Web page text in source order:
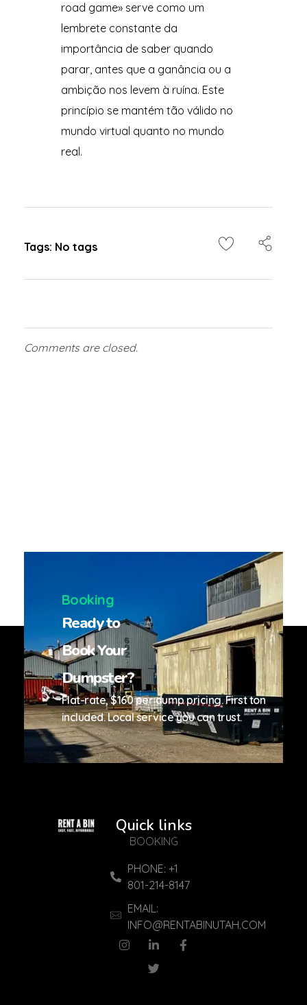
road game» serve como um
lembrete constante da
importância de saber quando
parar, antes que a ganância ou a
ambição nos levem à ruína. Este
princípio se mantém tão válido no
mundo virtual quanto no mundo
real.
Tags: No tags
Comments are closed.
Booking
Ready to
Book Your
Dumpster?
Flat-rate, $160 per dump pricing. First ton
included. Local service you can trust.
Quick links
BOOKING
PHONE: +1
801-214-8147
EMAIL:
INFO@RENTABINUTAH.COM